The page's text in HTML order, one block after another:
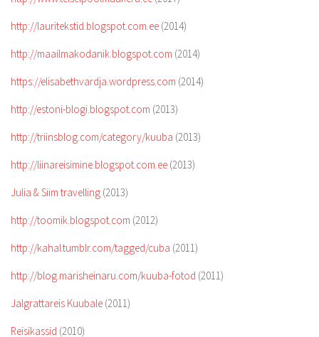
http://lauritekstid.blogspot.com.ee (2014)
http://maailmakodanik.blogspot.com (2014)
https://elisabethvardja.wordpress.com (2014)
http://estoni-blogi.blogspot.com (2013)
http://triinsblog.com/category/kuuba (2013)
http://liinareisimine.blogspot.com.ee (2013)
Julia & Siim travelling (2013)
http://toomik.blogspot.com (2012)
http://kahal.tumblr.com/tagged/cuba (2011)
http://blog.marisheinaru.com/kuuba-fotod (2011)
Jalgrattareis Kuubale (2011)
Reisikassid (2010)